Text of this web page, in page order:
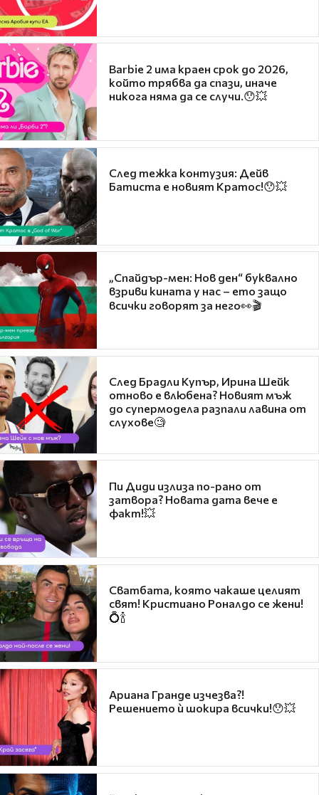
Barbie 2 има краен срок до 2026,
който трябва да спази, иначе
никога няма да се случи.😯💥
След тежка контузия: Дейв
Батиста е новият Кратос!😯💥
„Спайдър-мен: Нов ден“ буквално
взриви кината у нас – ето защо
всички говорят за него👀🎬
След Брадли Купър, Ирина Шейк
отново е влюбена? Новият мъж
до супермодела разпали лавина от
слухове🧐
Пи Диди излиза по-рано от
затвора? Новата дата вече е
факт!💥
Сватбата, която чакаше целият
свят! Кристиано Роналдо се жени!
💍🍾
Ариана Гранде изчезва?!
Решението ѝ шокира всички!😯💥